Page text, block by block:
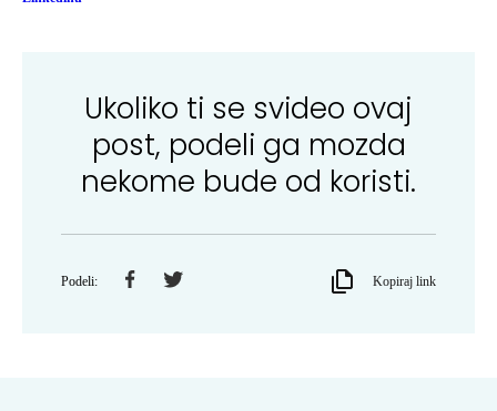
Ukoliko ti se svideo ovaj
post, podeli ga mozda
nekome bude od koristi.
Podeli: Kopiraj link